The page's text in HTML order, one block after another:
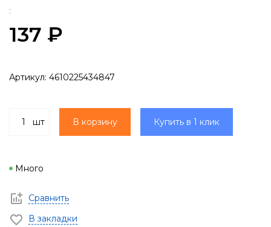
:
137 ₽
Артикул: 4610225434847
шт В корзину Купить в 1 клик
Много
Сравнить
В закладки